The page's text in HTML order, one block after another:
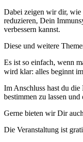
Dabei zeigen wir dir,
reduzieren, Dein
verbessern kannst.
Diese und weitere
Es ist so einfach, wenn
wird klar: alles beginnt
Im Anschluss hast du
bestimmen zu lassen
Gerne bieten wir Dir
Die Veranstaltung ist